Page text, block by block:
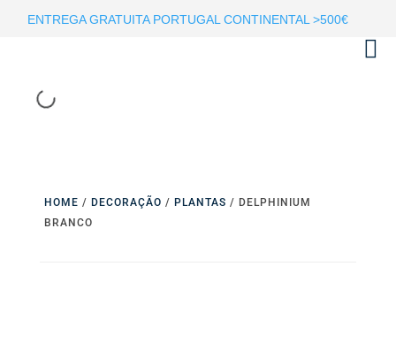
ENTREGA GRATUITA PORTUGAL CONTINENTAL >500€
HOME / DECORAÇÃO / PLANTAS / DELPHINIUM
BRANCO